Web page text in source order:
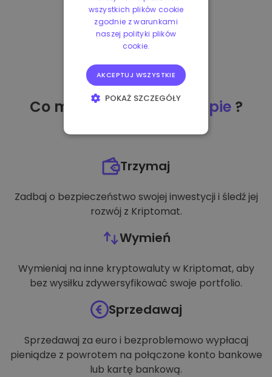
Co mogę zrobićpo zakupie?
Trzymaj
Zadbaj o bezpieczeństwo swojej inwestycji i śledź jej
rozwój z Kriptomat.
Wymień
Wymieniaj na inne kryptowaluty w Kriptomat, aby
bez wysiłku zdywersyfikować swoje portfolio.
Sprzedawaj
Sprzedawaj za euro i bezproblemowo wypłacaj
pieniądze z powrotem na połączone konto bankowe
lub kartę bankową.
wszystkich plików cookie
zgodnie z warunkami
naszej polityki plików
cookie.
AKCEPTUJ WSZYSTKIE
POKAŻ SZCZEGÓŁY
TARGETOWANIE
FUNKCJONALNOŚĆ